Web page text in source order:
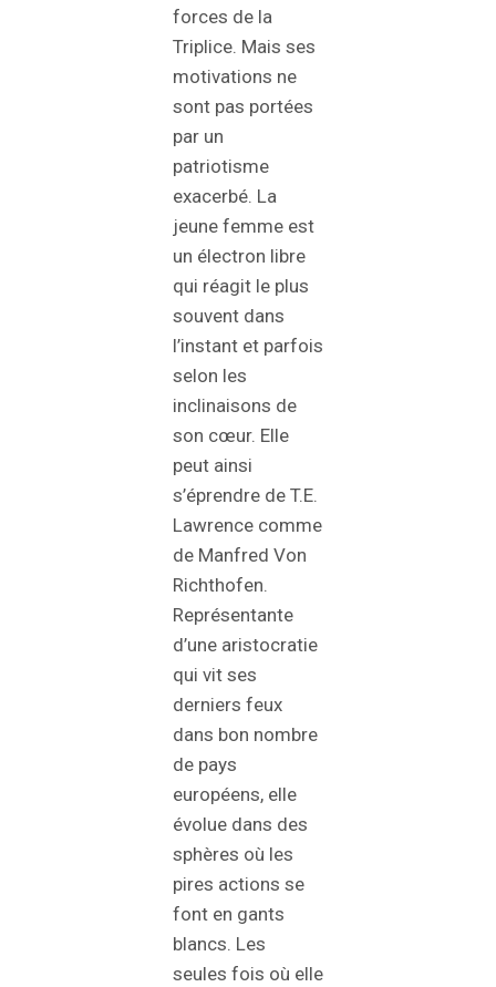
forces de la
Triplice. Mais ses
motivations ne
sont pas portées
par un
patriotisme
exacerbé. La
jeune femme est
un électron libre
qui réagit le plus
souvent dans
l’instant et parfois
selon les
inclinaisons de
son cœur. Elle
peut ainsi
s’éprendre de T.E.
Lawrence comme
de Manfred Von
Richthofen.
Représentante
d’une aristocratie
qui vit ses
derniers feux
dans bon nombre
de pays
européens, elle
évolue dans des
sphères où les
pires actions se
font en gants
blancs. Les
seules fois où elle